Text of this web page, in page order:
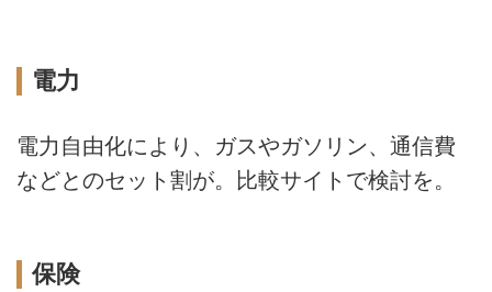
電力
電力自由化により、ガスやガソリン、通信費
などとのセット割が。比較サイトで検討を。
保険